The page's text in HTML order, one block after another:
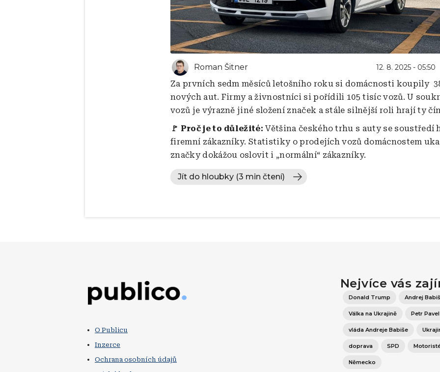
Roman Šitner 12. 8. 2025 - 05:50
Za prvních sedm měsíců letošního roku si domácnosti koupily
nových aut. Firmy a živnostníci si pořídili 105 tisíc vozů. U
vozů je výrazně jiné složení značek a stále silnější roli hrají ty
🚩 Proč je to důležité: Většina českého trhu s auty se soustředí
firemní zákazníky. Statistiky o prodejích vozů domácnostem
značky dokážou oslovit i „normální“ zákazníky.
Jít do hloubky (3 min čtení)
O Publicu
Inzerce
Ochrana osobních údajů
Nejvíce vás
Donald Trump Andrej Babiš
Válka na Ukrajině Petr Pavel
vláda Andreje Babiše
doprava SPD
Německo